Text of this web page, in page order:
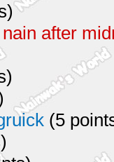
after
(5